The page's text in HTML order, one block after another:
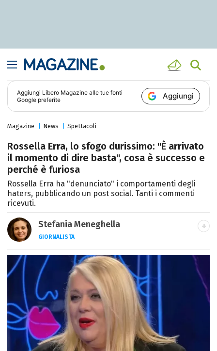
Aggiungi Libero Magazine alle tue fonti
Google preferite
Aggiungi
Magazine News Spettacoli
Rossella Erra, lo sfogo durissimo: "È arrivato
il momento di dire basta", cosa è successo e
perché è furiosa
Rossella Erra ha "denunciato" i comportamenti degli
haters, pubblicando un post social. Tanti i commenti
ricevuti.
Stefania Meneghella
GIORNALISTA
Giornalista pubblicista, scrittrice e critica
d’arte, sono autrice di quattro romanzi e
fondatrice di Kosmo Magazine